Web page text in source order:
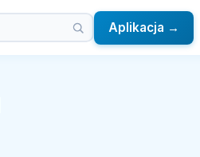
Aplikacja →